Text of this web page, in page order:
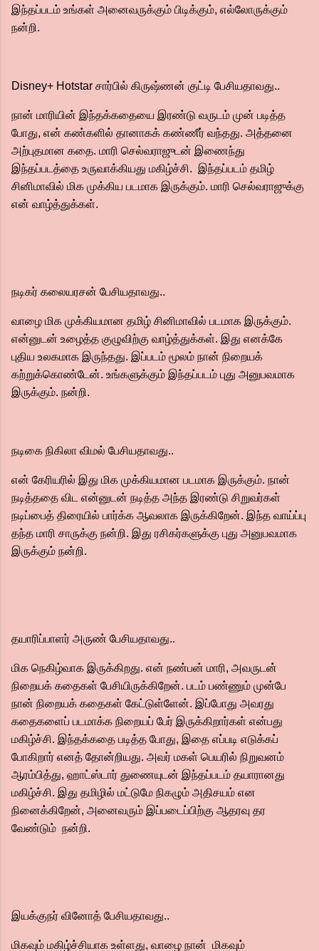
இந்தப்படம் உங்கள் அனைவருக்கும் பிடிக்கும், எல்லோருக்கும்
நன்றி.
Disney+ Hotstar சார்பில் கிருஷ்ணன் குட்டி பேசியதாவது..
நான் மாரியின் இந்தக்கதையை இரண்டு வருடம் முன் படித்த
போது, என் கண்களில் தானாகக் கண்ணீர் வந்தது. அத்தனை
அற்புதமான கதை. மாரி செல்வராஜுடன் இணைந்து
இந்தப்படத்தை உருவாக்கியது மகிழ்ச்சி. இந்தப்படம் தமிழ்
சினிமாவில் மிக முக்கிய படமாக இருக்கும். மாரி செல்வராஜுக்கு
என் வாழ்த்துக்கள்.
நடிகர் கலையரசன் பேசியதாவது..
வாழை மிக முக்கியமான தமிழ் சினிமாவில் படமாக இருக்கும்.
என்னுடன் உழைத்த குழுவிற்கு வாழ்த்துக்கள். இது எனக்கே
புதிய உலகமாக இருந்தது. இப்படம் மூலம் நான் நிறையக்
கற்றுக்கொண்டேன். உங்களுக்கும் இந்தப்படம் புது அனுபவமாக
இருக்கும். நன்றி.
நடிகை நிகிலா விமல் பேசியதாவது..
என் கேரியரில் இது மிக முக்கியமான படமாக இருக்கும். நான்
நடித்ததை விட என்னுடன் நடித்த அந்த இரண்டு சிறுவர்கள்
நடிப்பைத் திரையில் பார்க்க ஆவலாக இருக்கிறேன். இந்த வாய்ப்பு
தந்த மாரி சாருக்கு நன்றி. இது ரசிகர்களுக்கு புது அனுபவமாக
இருக்கும் நன்றி.
தயாரிப்பாளர் அருண் பேசியதாவது..
மிக நெகிழ்வாக இருக்கிறது. என் நண்பன் மாரி, அவருடன்
நிறையக் கதைகள் பேசியிருக்கிறேன். படம் பண்ணும் முன்பே
நான் நிறையக் கதைகள் கேட்டுள்ளேன். இப்போது அவரது
கதைகளைப் படமாக்க நிறையப் பேர் இருக்கிறார்கள் என்பது
மகிழ்ச்சி. இந்தக்கதை படித்த போது, இதை எப்படி எடுக்கப்
போகிறார் எனத் தோன்றியது. அவர் மகள் பெயரில் நிறுவனம்
ஆரம்பித்து, ஹாட்ஸ்டார் துணையுடன் இந்தப்படம் தயாரானது
மகிழ்ச்சி. இது தமிழில் மட்டுமே நிகழும் அதிசயம் என
நினைக்கிறேன், அனைவரும் இப்படைப்பிற்கு ஆதரவு தர
வேண்டும் நன்றி.
இயக்குநர் வினோத் பேசியதாவது..
மிகவும் மகிழ்ச்சியாக உள்ளது, வாழை நான் மிகவும்